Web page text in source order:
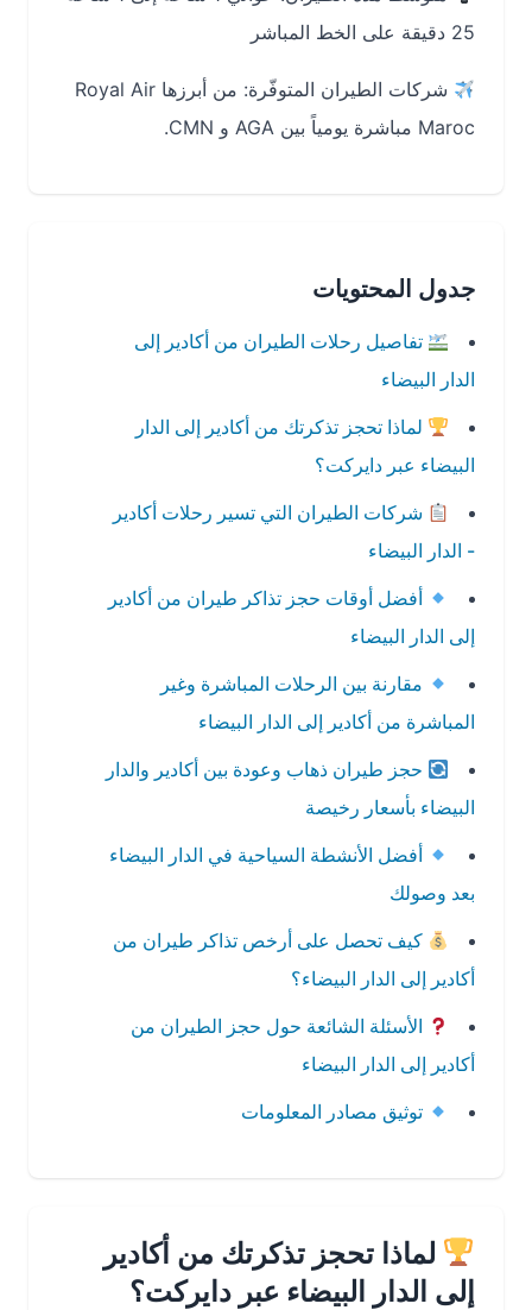
شركات الطيران المتوفّرة: من أبرزها Royal Air
Maroc مباشرة يومياً بين AGA و CMN.
جدول المحتويات
تفاصيل رحلات الطيران من أكادير إلى
الدار البيضاء
لماذا تحجز تذكرتك من أكادير إلى الدار
البيضاء عبر دايركت؟
شركات الطيران التي تسير رحلات أكادير
- الدار البيضاء
أفضل أوقات حجز تذاكر طيران من أكادير
إلى الدار البيضاء
مقارنة بين الرحلات المباشرة وغير
المباشرة من أكادير إلى الدار البيضاء
حجز طيران ذهاب وعودة بين أكادير والدار
البيضاء بأسعار رخيصة
أفضل الأنشطة السياحية في الدار البيضاء
بعد وصولك
كيف تحصل على أرخص تذاكر طيران من
أكادير إلى الدار البيضاء؟
الأسئلة الشائعة حول حجز الطيران من
أكادير إلى الدار البيضاء
توثيق مصادر المعلومات
لماذا تحجز تذكرتك من أكادير
إلى الدار البيضاء عبر دايركت؟